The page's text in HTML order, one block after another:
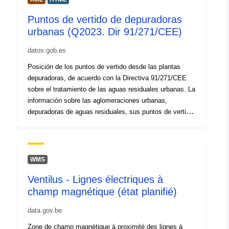
der Änderung der Immissionsbelastung, eine
Berücksichtigung der meteorologisch bedingten
Nichteinhaltung des Grenzwerts und Anstiegs der
Belastung sowie eine Betrachtung des Trends der
Emissionen. Für die Analysen und das Ergebnis der
Kriterienprüfung sehen die Leitlinien die Dokumentation
in einem Bericht oder in einem Gutachten vor.
Puntos de vertido de depuradoras
urbanas (Q2023. Dir 91/271/CEE)
datos.gob.es
Posición de los puntos de vertido desde las plantas
depuradoras, de acuerdo con la Directiva 91/271/CEE
sobre el tratamiento de las aguas residuales urbanas. La
información sobre las aglomeraciones urbanas,
depuradoras de aguas residuales, sus puntos de vertido
web del EIONET
http://cdr.eionet.europa.eu/help/UWWTD/UWWTD_613 ,
Reportnet 3.0
https://reportnet.europa.eu/public/dataflow/1043. La
activos (cuyos datos están vigentes y no han sido
dados de baja) de las estaciones depuradoras
WMS
Ventilus - Lignes électriques à
champ magnétique (état planifié)
data.gov.be
Zone de champ magnétique à proximité des lignes à